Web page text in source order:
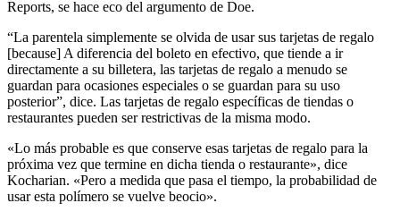
Reports, se hace eco del argumento de Doe.
“La parentela simplemente se olvida de usar sus tarjetas de regalo
[because] A diferencia del boleto en efectivo, que tiende a ir
directamente a su billetera, las tarjetas de regalo a menudo se
guardan para ocasiones especiales o se guardan para su uso
posterior”, dice. Las tarjetas de regalo específicas de tiendas o
restaurantes pueden ser restrictivas de la misma modo.
«Lo más probable es que conserve esas tarjetas de regalo para la
próxima vez que termine en dicha tienda o restaurante», dice
Kocharian. «Pero a medida que pasa el tiempo, la probabilidad de
usar esta polímero se vuelve beocio».